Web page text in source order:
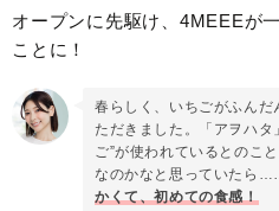
オープンに先駆け、4MEEEが
ことに！
春らしく、いちごがふん
ただきました。「アヲハタ
ご”が使われているとのこ
なのかなと思っていたら
かくて、初めての食感！